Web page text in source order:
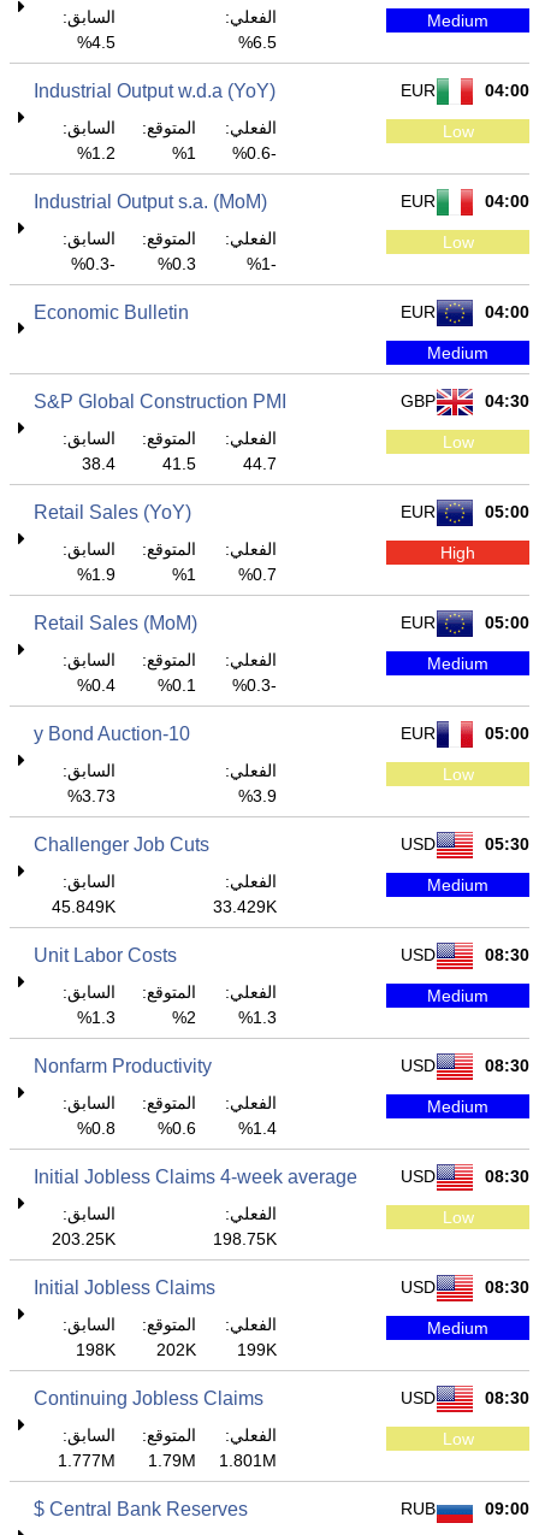
Medium
الفعلي:
6.5%
السابق:
4.5%
04:00
EUR
Industrial Output w.d.a (YoY)
Low
الفعلي:
-0.6%
المتوقع:
1%
السابق:
1.2%
04:00
EUR
Industrial Output s.a. (MoM)
Low
الفعلي:
-1%
المتوقع:
0.3%
السابق:
-0.3%
04:00
EUR
Economic Bulletin
Medium
04:30
GBP
S&P Global Construction PMI
Low
الفعلي:
44.7
المتوقع:
41.5
السابق:
38.4
05:00
EUR
Retail Sales (YoY)
High
الفعلي:
0.7%
المتوقع:
1%
السابق:
1.9%
05:00
EUR
Retail Sales (MoM)
Medium
الفعلي:
-0.3%
المتوقع:
0.1%
السابق:
0.4%
05:00
EUR
10-y Bond Auction
Low
الفعلي:
3.9%
السابق:
3.73%
05:30
USD
Challenger Job Cuts
Medium
الفعلي:
33.429K
السابق:
45.849K
08:30
USD
Unit Labor Costs
Medium
الفعلي:
1.3%
المتوقع:
2%
السابق:
1.3%
08:30
USD
Nonfarm Productivity
Medium
الفعلي:
1.4%
المتوقع:
0.6%
السابق:
0.8%
08:30
USD
Initial Jobless Claims 4-week average
Low
الفعلي:
198.75K
السابق:
203.25K
08:30
USD
Initial Jobless Claims
Medium
الفعلي:
199K
المتوقع:
202K
السابق:
198K
08:30
USD
Continuing Jobless Claims
Low
الفعلي:
1.801M
المتوقع:
1.79M
السابق:
1.777M
09:00
RUB
Central Bank Reserves $